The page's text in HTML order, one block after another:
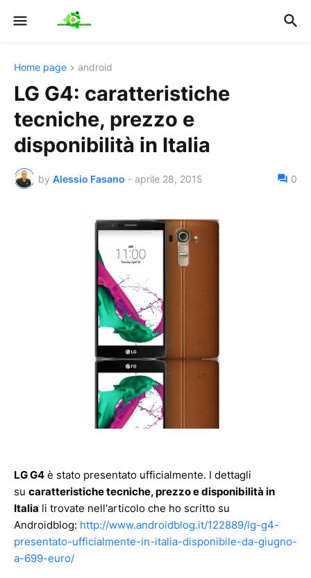
Home page android
LG G4: caratteristiche
tecniche, prezzo e
disponibilità in Italia
by Alessio Fasano - aprile 28, 2015 0
LG G4 è stato presentato ufficialmente. I dettagli
su caratteristiche tecniche, prezzo e disponibilità in
Italia li trovate nell'articolo che ho scritto su
Androidblog: http://www.androidblog.it/122889/lg-g4-
presentato-ufficialmente-in-italia-disponibile-da-giugno-
a-699-euro/